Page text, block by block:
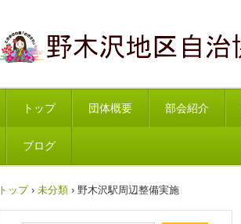
トップ 団体概要 部会紹介
ブログ
トップ › 未分類 › 野木沢駅周辺整備実施